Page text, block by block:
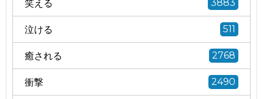
笑える 3883
泣ける 511
癒される 2768
衝撃 2490